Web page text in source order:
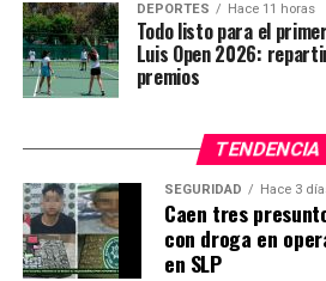
DEPORTES Hace 11 horas
Todo listo para el
Luis Open 2026:
premios
TENDENCIA
SEGURIDAD Hace 3
Caen tres
con droga en
en SLP